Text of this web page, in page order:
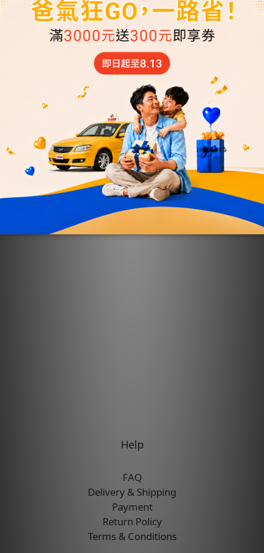
【固定時間預約派車】上
NT$495 ~ NT$890
Help
FAQ
Delivery & Shipping
Payment
Return Policy
Terms & Conditions